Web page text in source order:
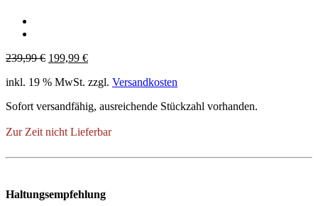
239,99€ Ursprünglicher
war:
199,99 €Aktueller
ist:
inkl. 19 % MwSt. zzgl. Versandkosten
Sofort versandfähig, ausreichende Stückzahl vorhanden.
Zur Zeit nicht Lieferbar
Haltungsempfehlung